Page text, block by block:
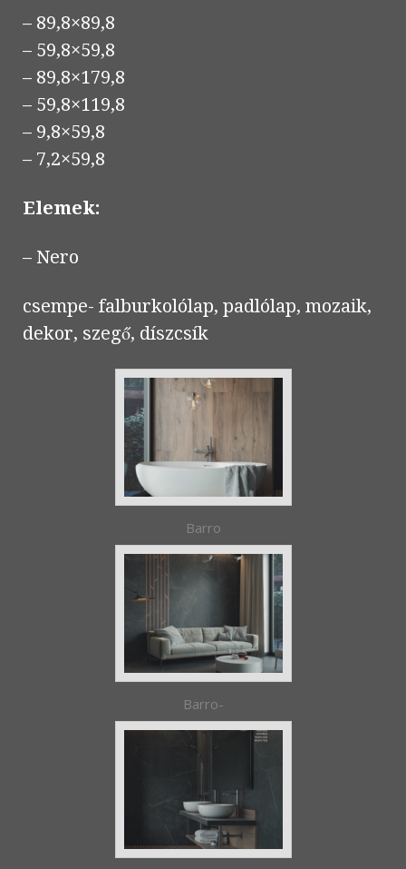
– 89,8×89,8
– 59,8×59,8
– 89,8×179,8
– 59,8×119,8
– 9,8×59,8
– 7,2×59,8
Elemek:
– Nero
csempe- falburkolólap, padlólap, mozaik,
dekor, szegő, díszcsík
Barro
Barro-